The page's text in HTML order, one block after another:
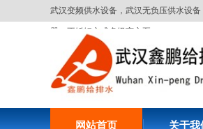
武汉变频供水设备，武汉无负压供水设
器，不锈钢立式多级离心泵
网站首页 关于我